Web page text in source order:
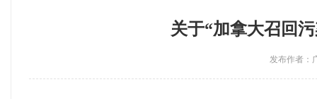
关于“加拿大召回
发布作者